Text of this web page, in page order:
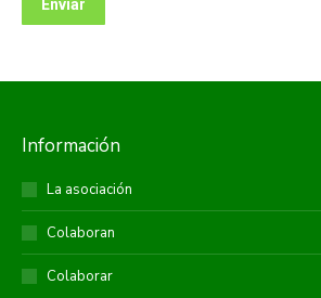
Información
La asociación
Colaboran
Colaborar